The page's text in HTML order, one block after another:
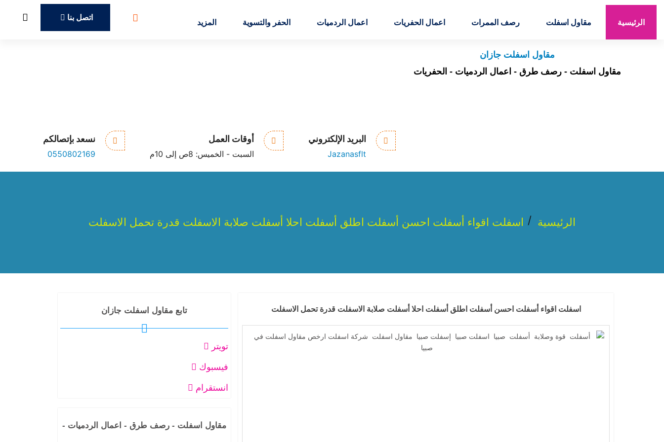
الخبرة / الامانة
مقاول اسفلت جازان
مقاول اسفلت - رصف طرق - اعمال الردميات - الحفريات
نسعد بإتصالكم
0550802169
أوقات العمل
السبت - الخميس: 8ص إلى 10م
البريد الإلكتروني
Jazanasflt
الرئيسية مقاول اسفلت رصف الممرات اعمال الحفريات اعمال الردميات الحفر والتسوية المزيد اتصل بنا
الرئيسية اسفلت اقواء أسفلت احسن أسفلت اطلق أسفلت احلا أسفلت صلابة الاسفلت قدرة تحمل الاسفلت
اسفلت اقواء أسفلت احسن أسفلت اطلق أسفلت احلا أسفلت صلابة الاسفلت قدرة تحمل الاسفلت تابع مقاول اسفلت جازان
تويتر
فيسبوك
انستقرام
مقاول اسفلت - رصف طرق - اعمال الردميات -